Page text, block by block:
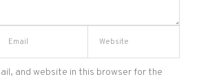
and website in this browser for the